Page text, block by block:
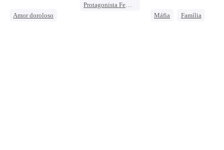
Amor doroloso
Protagonista Feminina Forte
Máfia
Família